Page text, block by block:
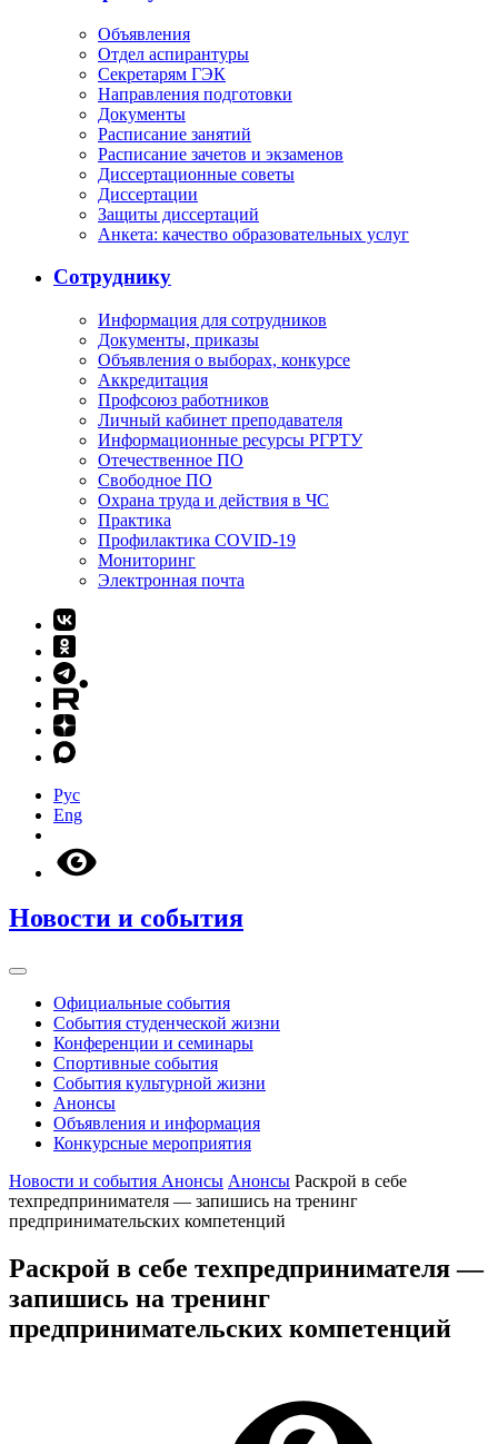
Объявления
Отдел аспирантуры
Секретарям ГЭК
Направления подготовки
Документы
Расписание занятий
Расписание зачетов и экзаменов
Диссертационные советы
Диссертации
Защиты диссертаций
Анкета: качество образовательных услуг
Сотруднику
Информация для сотрудников
Документы, приказы
Объявления о выборах, конкурсе
Аккредитация
Профсоюз работников
Личный кабинет преподавателя
Информационные ресурсы РГРТУ
Отечественное ПО
Свободное ПО
Охрана труда и действия в ЧС
Практика
Профилактика COVID-19
Мониторинг
Электронная почта
Рус
Eng
Новости и события
Официальные события
События студенческой жизни
Конференции и семинары
Спортивные события
События культурной жизни
Анонсы
Объявления и информация
Конкурсные мероприятия
Новости и события Анонсы Анонсы Раскрой в себе
техпредпринимателя — запишись на тренинг
предпринимательских компетенций
Раскрой в себе техпредпринимателя —
запишись на тренинг
предпринимательских компетенций